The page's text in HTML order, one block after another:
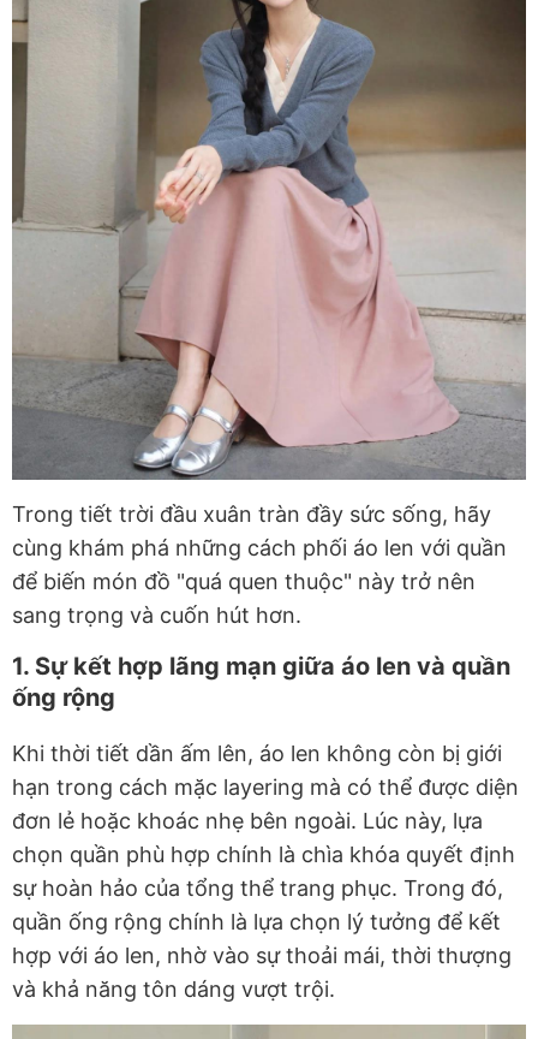
Trong tiết trời đầu xuân tràn đầy sức sống, hãy
cùng khám phá những cách phối áo len với quần
để biến món đồ "quá quen thuộc" này trở nên
sang trọng và cuốn hút hơn.
1. Sự kết hợp lãng mạn giữa áo len và quần
ống rộng
Khi thời tiết dần ấm lên, áo len không còn bị giới
hạn trong cách mặc layering mà có thể được diện
đơn lẻ hoặc khoác nhẹ bên ngoài. Lúc này, lựa
chọn quần phù hợp chính là chìa khóa quyết định
sự hoàn hảo của tổng thể trang phục. Trong đó,
quần ống rộng chính là lựa chọn lý tưởng để kết
hợp với áo len, nhờ vào sự thoải mái, thời thượng
và khả năng tôn dáng vượt trội.